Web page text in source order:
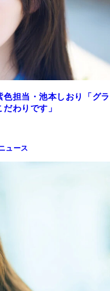
担当・池本しおり「グラ
わりです」
ュース